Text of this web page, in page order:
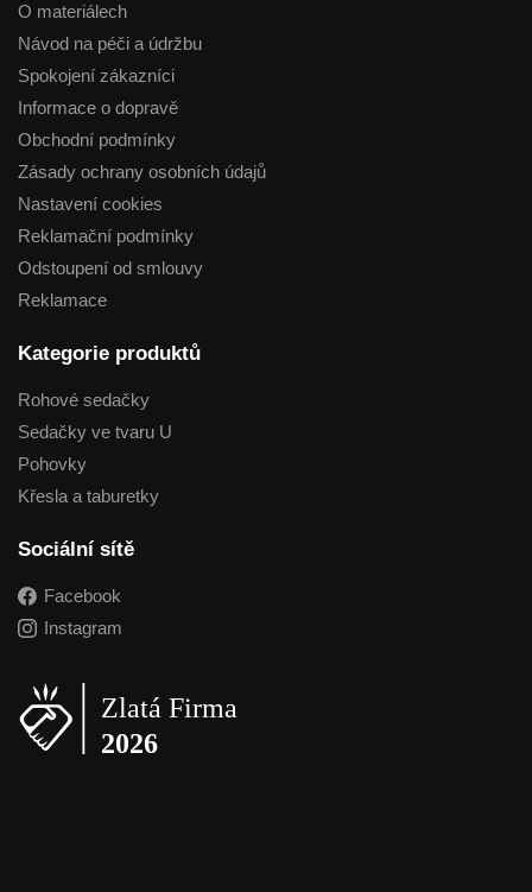
O materiálech
Návod na péči a údržbu
Spokojení zákazníci
Informace o dopravě
Obchodní podmínky
Zásady ochrany osobních údajů
Nastavení cookies
Reklamační podmínky
Odstoupení od smlouvy
Reklamace
Kategorie produktů
Rohové sedačky
Sedačky ve tvaru U
Pohovky
Křesla a taburetky
Sociální sítě
Facebook
Instagram